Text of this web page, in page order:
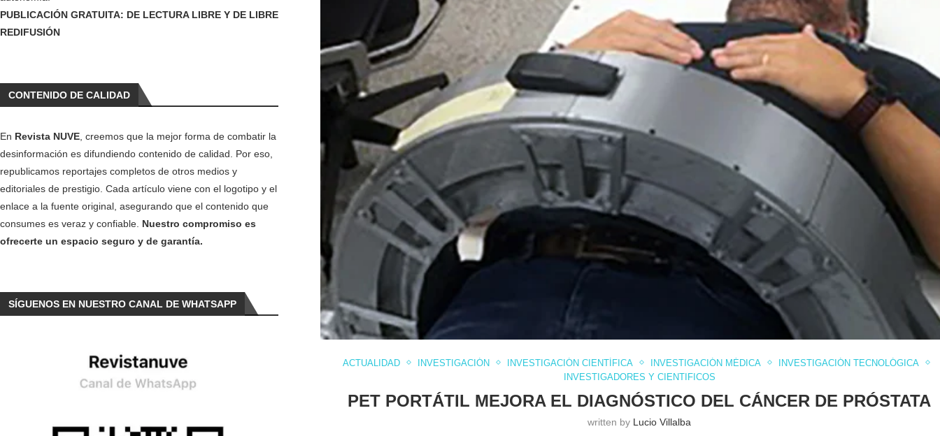
ACTUALIDAD INVESTIGACIÓN INVESTIGACIÓN CIENTÍFICA INVESTIGACIÓN MÉDICA
INVESTIGACIÓN TECNOLÓGICA
INVESTIGADORES Y CIENTIFICOS
PET PORTÁTIL MEJORA EL DIAGNÓSTICO DEL CÁNCER DE PRÓSTATA
written by Lucio Villalba
PUBLICACIÓN GRATUITA: DE LECTURA LIBRE Y DE LIBRE
REDIFUSIÓN
CONTENIDO DE CALIDAD
En Revista NUVE , creemos que la mejor forma de combatir la
desinformación es difundiendo contenido de calidad. Por eso,
republicamos reportajes completos de otros medios y
editoriales de prestigio. Cada artículo viene con el logotipo y el
enlace a la fuente original, asegurando que el contenido que
consumes es veraz y confiable. Nuestro compromiso es
ofrecerte un espacio seguro y de garantía.
SÍGUENOS EN NUESTRO CANAL DE WHATSAPP